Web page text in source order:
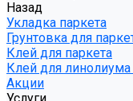
Назад
Укладка паркета
Грунтовка для
Клей для паркета
Клей для
Акции